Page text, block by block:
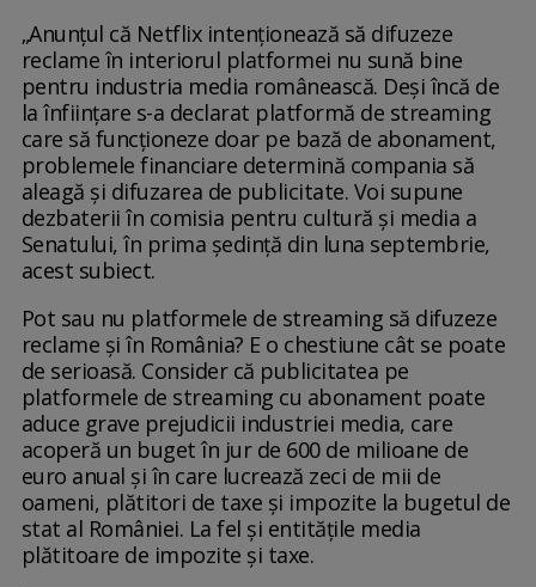
„Anunțul că Netflix intenționează să difuzeze
reclame în interiorul platformei nu sună bine
pentru industria media românească. Deși încă de
la înființare s-a declarat platformă de streaming
care să funcționeze doar pe bază de abonament,
problemele financiare determină compania să
aleagă și difuzarea de publicitate. Voi supune
dezbaterii în comisia pentru cultură și media a
Senatului, în prima ședință din luna septembrie,
acest subiect.
Pot sau nu platformele de streaming să difuzeze
reclame și în România? E o chestiune cât se poate
de serioasă. Consider că publicitatea pe
platformele de streaming cu abonament poate
aduce grave prejudicii industriei media, care
acoperă un buget în jur de 600 de milioane de
euro anual și în care lucrează zeci de mii de
oameni, plătitori de taxe și impozite la bugetul de
stat al României. La fel și entitățile media
plătitoare de impozite și taxe.